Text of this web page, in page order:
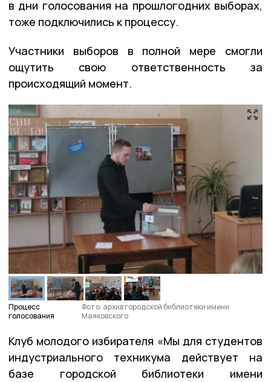
в дни голосования на прошлогодних выборах,
тоже подключились к процессу.
Участники выборов в полной мере смогли
ощутить свою ответственность за
происходящий момент.
Процесс
голосования
Фото: архив городской библиотеки имени
Маяковского
Клуб молодого избирателя «Мы для студентов
индустриального техникума действует на
базе городской библиотеки имени